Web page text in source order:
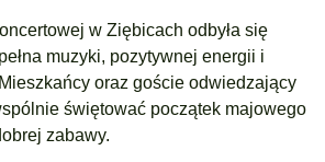
w Ziębicach odbyła się
muzyki, pozytywnej energii i
oraz goście odwiedzający
świętować początek majowego
zabawy.